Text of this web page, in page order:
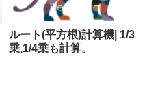
ルート(平方根)計算機| 1/3
乗,1/4乗も計算。